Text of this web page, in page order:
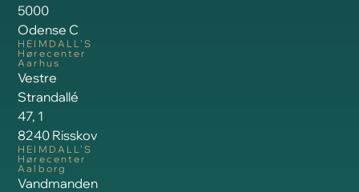
5000
Odense C
HEIMDALL’S
Hørecenter
Aarhus
Vestre
Strandallé
47, 1
8240 Risskov
HEIMDALL’S
Hørecenter
Aalborg
Vandmanden